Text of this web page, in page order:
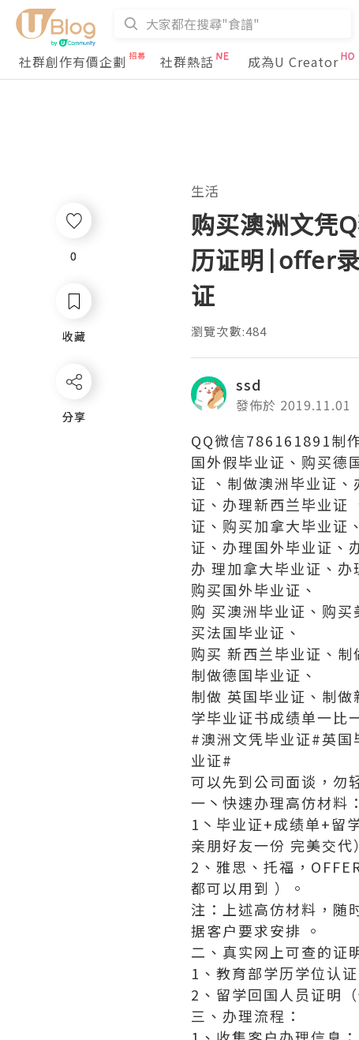
社群創作有價企劃
社群熱話 成為U Creator
0
收藏
分享
生活
购买澳洲文凭
历证明|offer录
证
瀏覽次數:484
ssd
發佈於 2019.11.01
QQ微信786161891制
国外假毕业证、购买德
证 、制做澳洲毕业证
证、办理新西兰毕业证
证、购买加拿大毕业证
证、办理国外毕业证、
办 理加拿大毕业证、
购买国外毕业证、
购 买澳洲毕业证、购
买法国毕业证、
购买 新西兰毕业证、
制做德国毕业证、
制做 英国毕业证、制
学毕业证书成绩单一比
#澳洲文凭毕业证#英
业证#
可以先到公司面谈，勿
一丶快速办理高仿材料：
1丶毕业证+成绩单+留
亲朋好友一份 完美交代
2、雅思、托福，
都可以用到 ）。
注：上述高仿材料，随
据客户要求安排 。
二、真实网上可查的证
1、教育部学历学位认
2、留学回国人员证明
三、办理流程：
0
收藏
分享